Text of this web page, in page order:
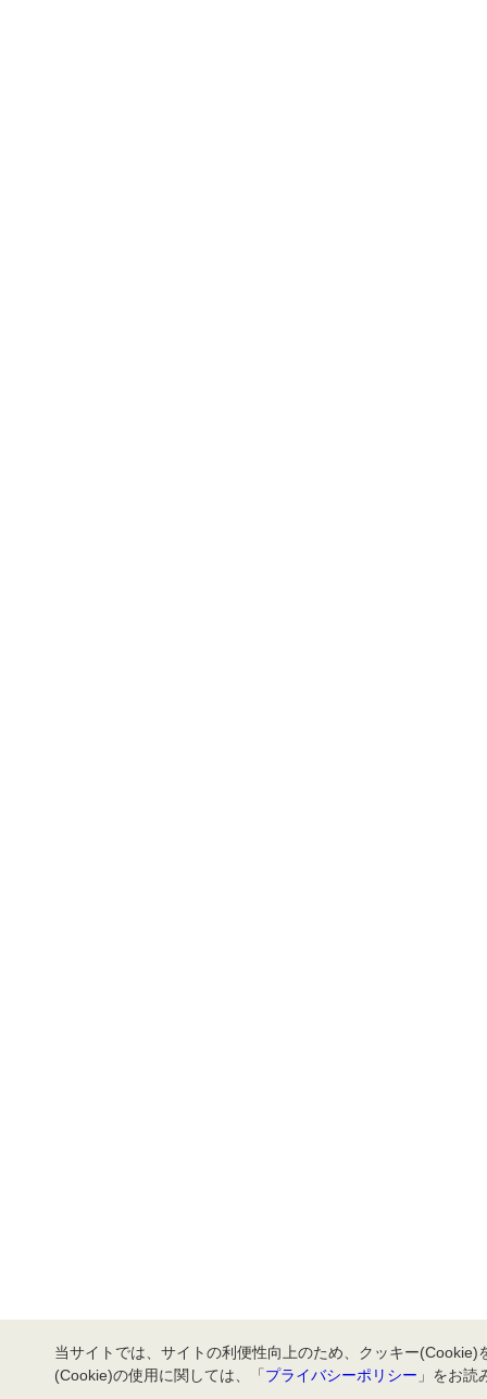
当サイトでは、サイトの利便性向上のため、クッキー
(Cookie)の使用に関しては、「プライバシーポリシー 」をお読